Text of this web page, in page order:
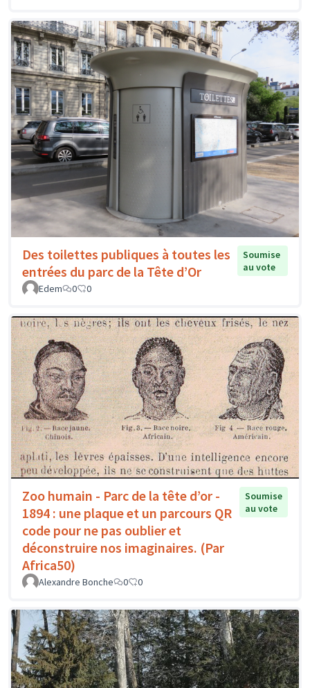
Des toilettes publiques à toutes les
entrées du parc de la Tête d’Or
Soumise
au vote
Edem
0 0
Zoo humain - Parc de la tête d’or -
1894 : une plaque et un parcours QR
code pour ne pas oublier et
déconstruire nos imaginaires. (Par
Africa50)
Soumise
au vote
Alexandre Bonche 0 0